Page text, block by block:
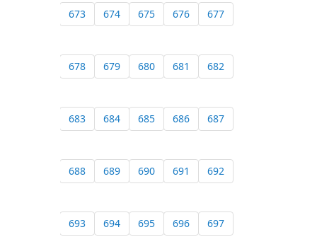
673 674 675 676 677
678 679 680 681 682
683 684 685 686 687
688 689 690 691 692
693 694 695 696 697